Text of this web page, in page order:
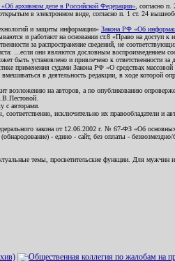
архивном деле в Российской Федерации» , согласно
в электронном виде, согласно п. 1 ст. 24
и защиты информации» Закона РФ «Об
и работают на основании ст.8 «Право на доступ
за распространение сведений, не
...если они являются дословным
быть установлено и привлечено к ответственности
судами Закона РФ «О средствах
в деятельность редакции, в ходе которой
на авторов, а по опубликованию
с авторами.
соответственно, исключительно их
закона от 12.06.2002 г. № 67-ФЗ «Об
- едино - сайт, без оплаты - безвозмездно/
темы, просветительские функции. Для мужчин